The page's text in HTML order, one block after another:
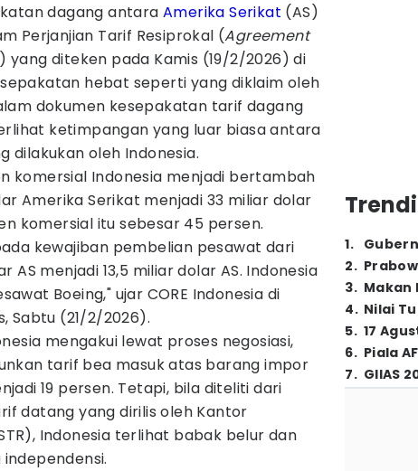
dagang antara Amerika Serikat (AS)
Perjanjian Tarif Resiprokal (Agreement
yang diteken pada Kamis (19/2/2026) di
hebat seperti yang diklaim oleh
dokumen kesepakatan tarif dagang
ketimpangan yang luar biasa antara
dilakukan oleh Indonesia.
komersial Indonesia menjadi bertambah
Amerika Serikat menjadi 33 miliar dolar
komersial itu sebesar 45 persen.
kewajiban pembelian pesawat dari
AS menjadi 13,5 miliar dolar AS. Indonesia
Boeing," ujar CORE Indonesia di
Sabtu (21/2/2026).
mengakui lewat proses negosiasi,
tarif bea masuk atas barang impor
19 persen. Tetapi, bila diteliti dari
datang yang dirilis oleh Kantor
Indonesia terlihat babak belur dan
1.
2.
3. Makan
4. Nilai
5. 17
6. Piala
7. GIIAS